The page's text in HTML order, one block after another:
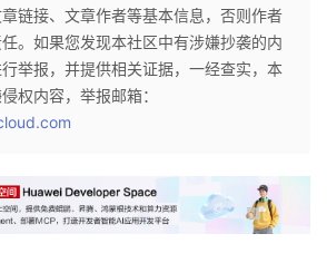
章链接、文章作者等基本信息，否则作者
。如果您发现本社区中有涉嫌抄袭的内
举报，并提供相关证据，一经查实，本
权内容，举报邮箱：